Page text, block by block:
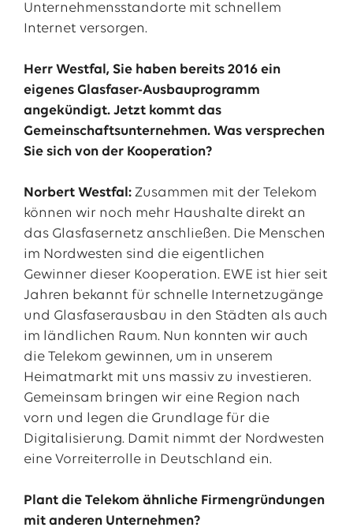
Unternehmensstandorte mit schnellem
Internet versorgen.
Herr Westfal, Sie haben bereits 2016 ein
eigenes Glasfaser-Ausbauprogramm
angekündigt. Jetzt kommt das
Gemeinschaftsunternehmen. Was versprechen
Sie sich von der Kooperation?
Norbert Westfal:Zusammen mit der Telekom
können wir noch mehr Haushalte direkt an
das Glasfasernetz anschließen. Die Menschen
im Nordwesten sind die eigentlichen
Gewinner dieser Kooperation. EWE ist hier seit
Jahren bekannt für schnelle Internetzugänge
und Glasfaserausbau in den Städten als auch
im ländlichen Raum. Nun konnten wir auch
die Telekom gewinnen, um in unserem
Heimatmarkt mit uns massiv zu investieren.
Gemeinsam bringen wir eine Region nach
vorn und legen die Grundlage für die
Digitalisierung. Damit nimmt der Nordwesten
eine Vorreiterrolle in Deutschland ein.
Plant die Telekom ähnliche Firmengründungen
mit anderen Unternehmen?